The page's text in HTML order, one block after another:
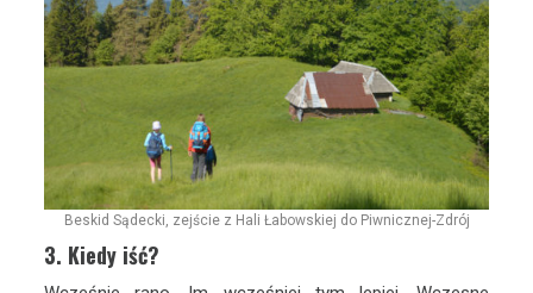
Beskid Sądecki, zejście z Hali Łabowskiej do Piwnicznej-Zdrój
3. Kiedy iść?